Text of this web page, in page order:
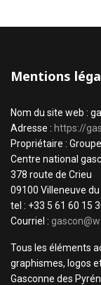
Mentions
Nom du site web :
Adresse : https://
Propriétaire :
Centre national
378 route de Crieu
09100 Villeneuve
tel : +33 5 61 60 15
Courriel :
Tous les éléments
graphismes, logos
Gasconne des